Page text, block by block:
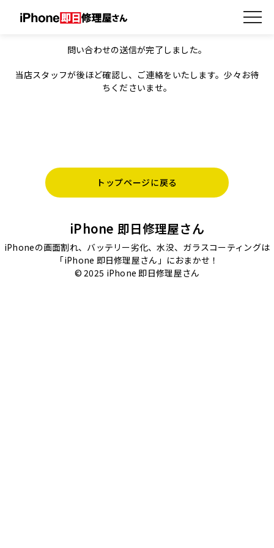
お問い合わせ（福岡大名店）送信完了
問い合わせの送信が完了しました。
当店スタッフが後ほど確認し、ご連絡をいたします。少々お待
ちくださいませ。
トップページに戻る
iPhone 即日修理屋さん
iPhoneの画面割れ、バッテリー劣化、水没、ガラスコーティングは
「iPhone 即日修理屋さん」におまかせ！
© 2025 iPhone 即日修理屋さん